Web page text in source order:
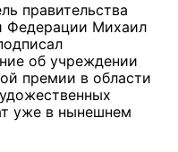
правительства
Федерации Михаил
об учреждении
премии в области
уже в нынешнем